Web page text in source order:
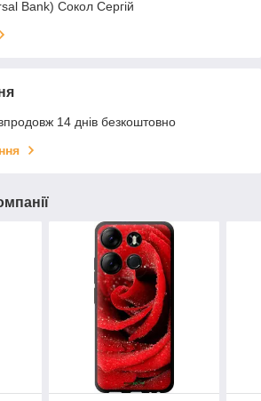
Bank) Сокол Сергій
14 днів безкоштовно